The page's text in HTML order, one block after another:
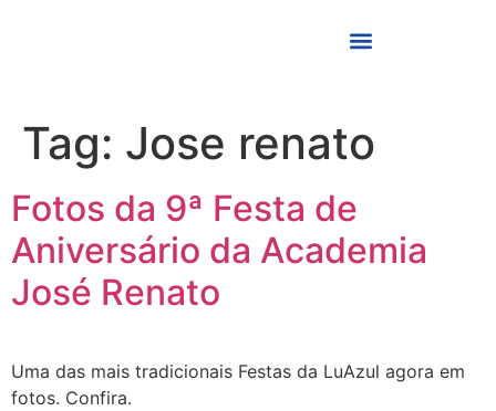
Tag: Jose renato
Fotos da 9ª Festa de
Aniversário da Academia
José Renato
Uma das mais tradicionais Festas da LuAzul agora em
fotos. Confira.